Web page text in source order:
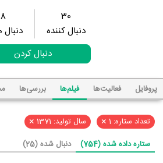
30
دنبال کننده
دنبال کردن
پروفایل فعالیت‌ها فیلم‌ها بررسی‌ها
تعداد ستاره: 1 × سال تولید: 1371 ×
ستاره داده شده (754) دنبال شده (25)